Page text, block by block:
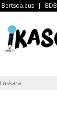
Bertsoa.eus | BDB
Euskara